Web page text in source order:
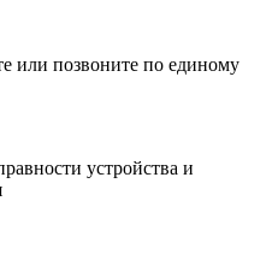
или позвоните по единому
устройства и